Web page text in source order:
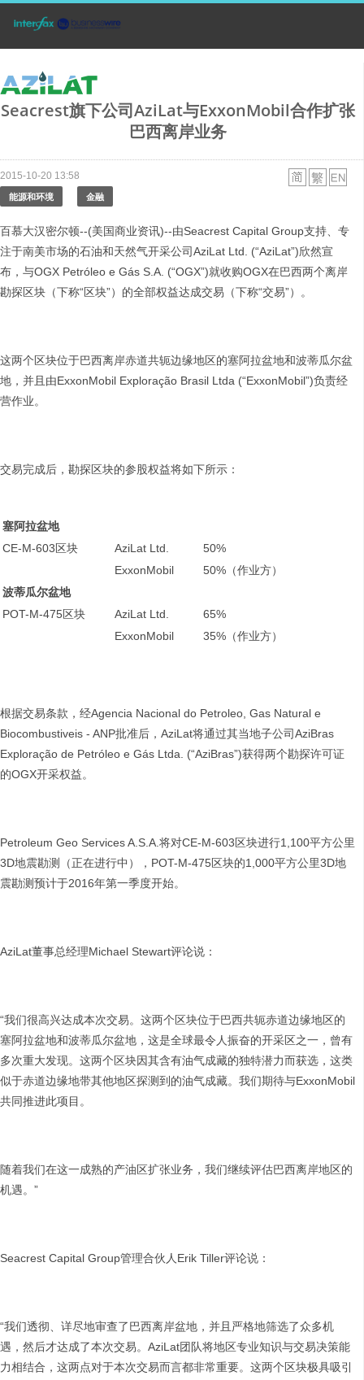
Seacrest旗下公司AziLat与ExxonMobil合作扩张
巴西离岸业务
2015-10-20 13:58
能源和环境 金融
百慕大汉密尔顿--(美国商业资讯)--由Seacrest Capital Group支持、专
注于南美市场的石油和天然气开采公司AziLat Ltd. (“AziLat”)欣然宣
布，与OGX Petróleo e Gás S.A. (“OGX”)就收购OGX在巴西两个离岸
勘探区块（下称“区块”）的全部权益达成交易（下称“交易”）。
这两个区块位于巴西离岸赤道共轭边缘地区的塞阿拉盆地和波蒂瓜尔盆
地，并且由ExxonMobil Exploração Brasil Ltda (“ExxonMobil”)负责经
营作业。
交易完成后，勘探区块的参股权益将如下所示：
塞阿拉盆地
CE-M-603区块
AziLat Ltd.
50%
ExxonMobil
50%（作业方）
波蒂瓜尔盆地
POT-M-475区块
AziLat Ltd.
65%
ExxonMobil
35%（作业方）
根据交易条款，经Agencia Nacional do Petroleo, Gas Natural e
Biocombustiveis - ANP批准后，AziLat将通过其当地子公司AziBras
Exploração de Petróleo e Gás Ltda. (“AziBras”)获得两个勘探许可证
的OGX开采权益。
Petroleum Geo Services A.S.A.将对CE-M-603区块进行1,100平方公里
3D地震勘测（正在进行中），POT-M-475区块的1,000平方公里3D地
震勘测预计于2016年第一季度开始。
AziLat董事总经理Michael Stewart评论说：
“我们很高兴达成本次交易。这两个区块位于巴西共轭赤道边缘地区的
塞阿拉盆地和波蒂瓜尔盆地，这是全球最令人振奋的开采区之一，曾有
多次重大发现。这两个区块因其含有油气成藏的独特潜力而获选，这类
似于赤道边缘地带其他地区探测到的油气成藏。我们期待与ExxonMobil
共同推进此项目。
随着我们在这一成熟的产油区扩张业务，我们继续评估巴西离岸地区的
机遇。”
Seacrest Capital Group管理合伙人Erik Tiller评论说：
“我们透彻、详尽地审查了巴西离岸盆地，并且严格地筛选了众多机
遇，然后才达成了本次交易。AziLat团队将地区专业知识与交易决策能
力相结合，这两点对于本次交易而言都非常重要。这两个区块极具吸引